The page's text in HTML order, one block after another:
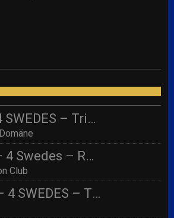
Hechingen – 4 SWEDES – Tribute to ABBA/ Hofgut Domäne
Djerba (TUN) – 4 Swedes – Robinson Djerba Bahia
Club
Meckenheim – 4 SWEDES – TBA